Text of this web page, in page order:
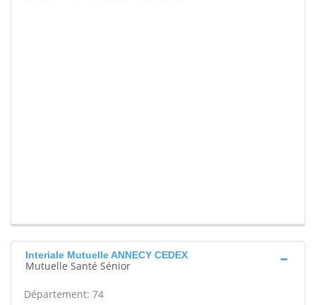
Interiale Mutuelle ANNECY CEDEX
Mutuelle Santé Sénior
Département: 74